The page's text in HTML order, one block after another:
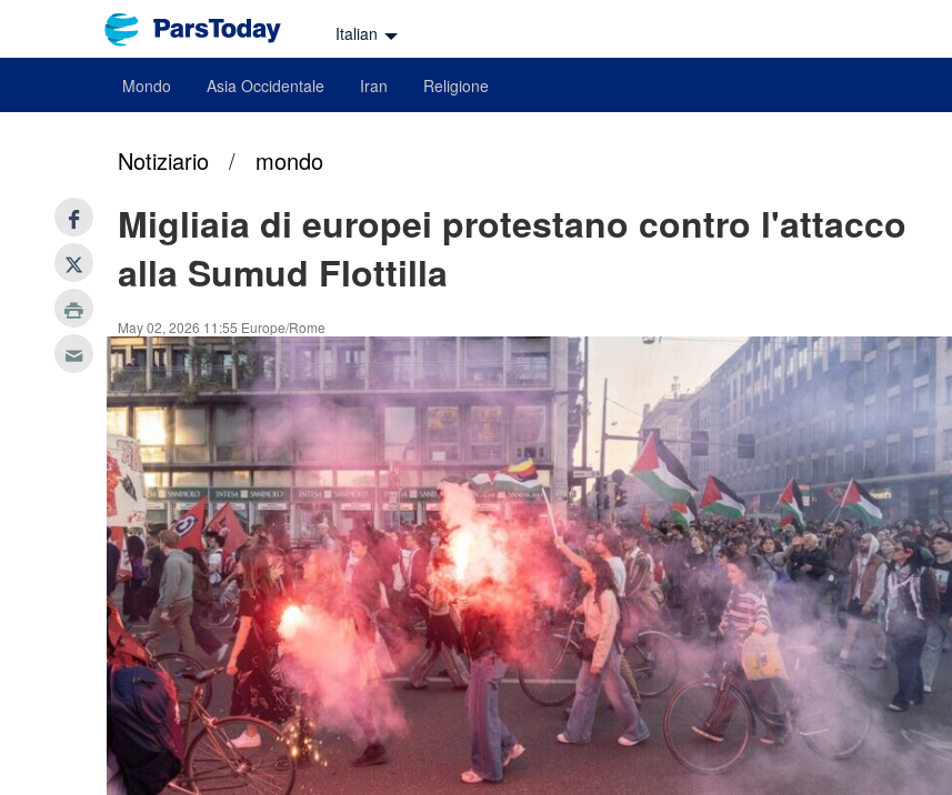
Italian
Mondo Asia Occidentale Iran Religione
Notiziario / mondo
Migliaia di europei protestano contro l'attacco
alla Sumud Flottilla
May 02, 2026 11:55 Europe/Rome